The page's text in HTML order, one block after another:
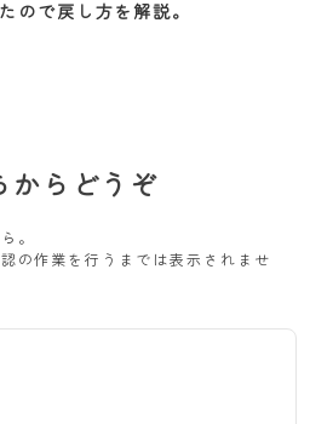
ので戻し方を解説。
からどうぞ
。
の作業を行うまでは表示されませ